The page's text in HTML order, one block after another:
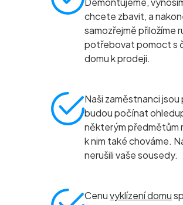
chcete zbavit, a
samozřejmě přiložíme
potřebovat pomoct s
domu k prodeji.
Naši zaměstnanci jsou
budou počínat
některým předmětům
k nim také chováme.
nerušili vaše sousedy.
Cenuvyklízení domu